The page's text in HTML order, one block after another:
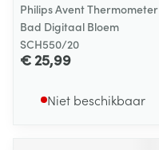
Philips Avent Thermometer
Bad Digitaal Bloem
SCH550/20
€ 25,99
Niet beschikbaar